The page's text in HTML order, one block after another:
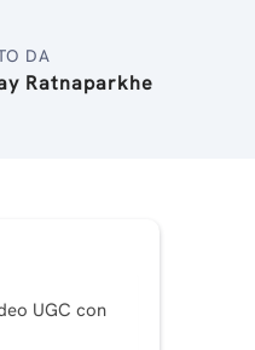
DA
Ratnaparkhe
UGC con